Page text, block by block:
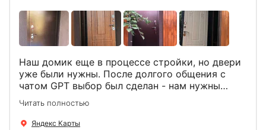
Наш домик еще в процессе стройки, но двери
уже были нужны. После долгого общения с
чатом GPT выбор был сделан - нам нужны
двери Аргус Термо Композит, которые нашлись
в компании ДвериОпт . Менеджер Филипп
ответил на все вопросы, посчитал стоимость и
Читать полностью
Яндекс Карты